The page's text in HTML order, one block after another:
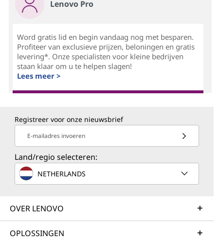
Lenovo Pro
Word gratis lid en begin vandaag nog met besparen.
Profiteer van exclusieve prijzen, beloningen en gratis
levering*. Onze specialisten voor kleine bedrijven
staan klaar om u te helpen slagen!
Lees meer >
Registreer voor onze nieuwsbrief
E-mailadres invoeren
Land/regio selecteren:
NETHERLANDS
OVER LENOVO
OPLOSSINGEN